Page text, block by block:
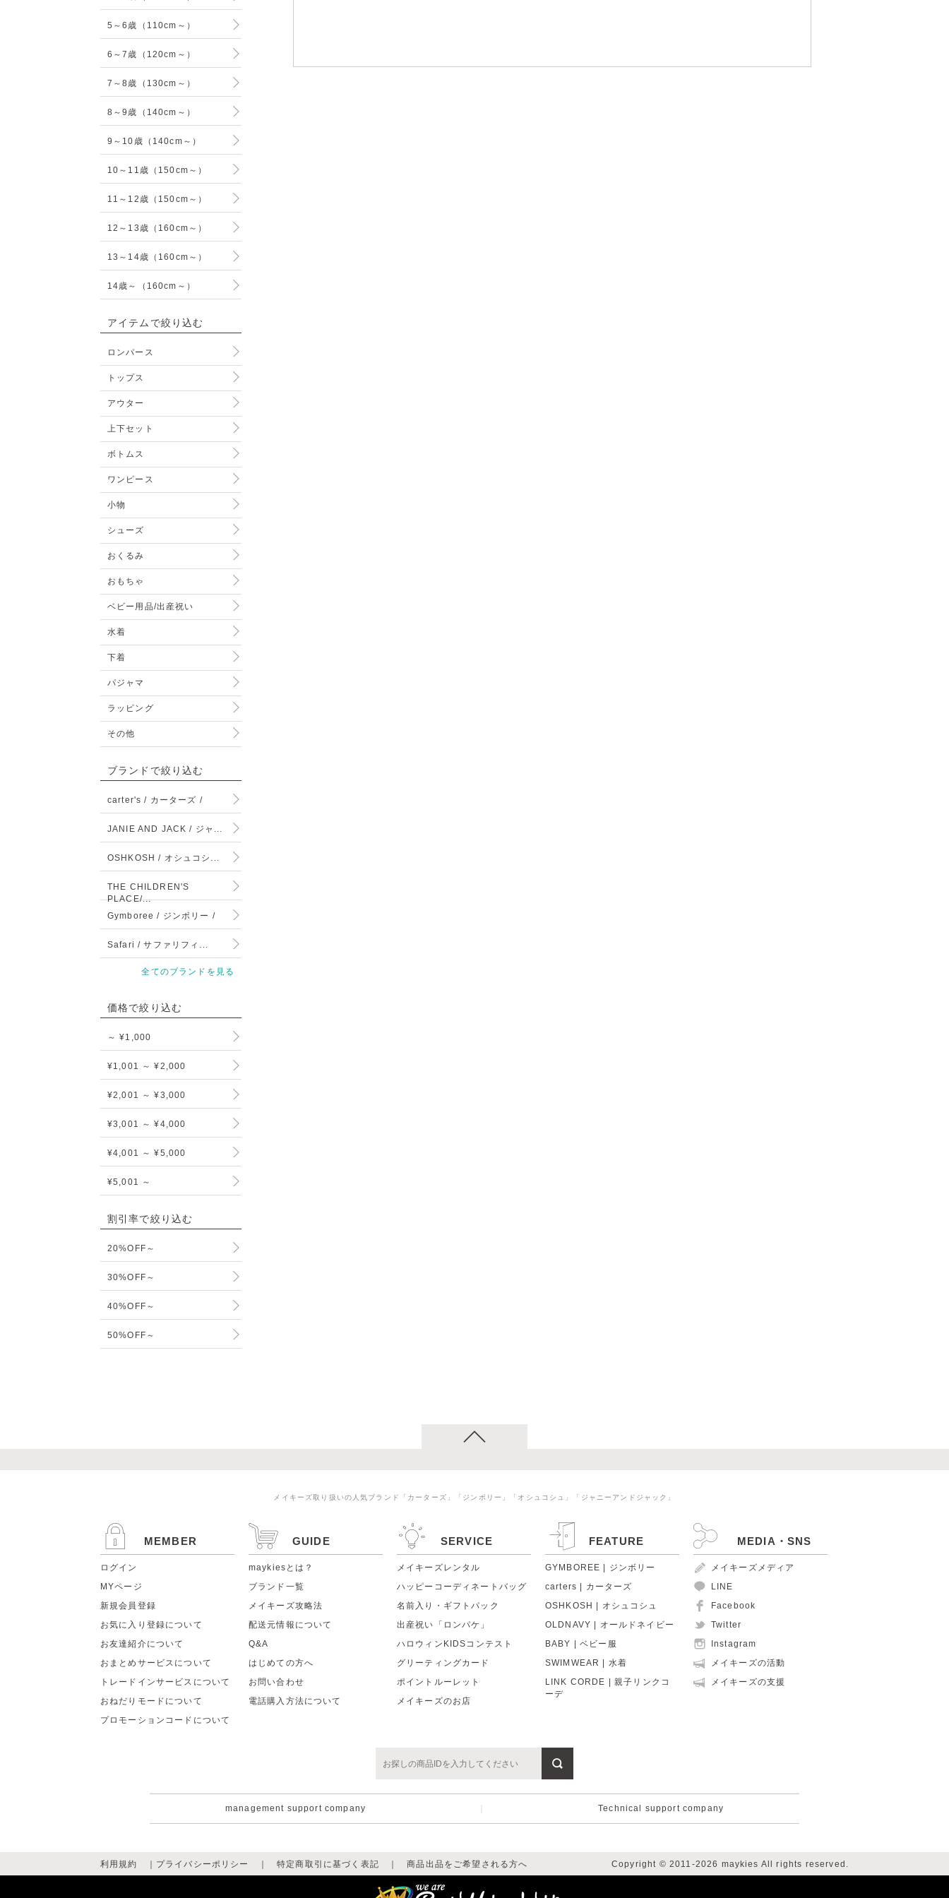
5～6歳（110cm～）
6～7歳（120cm～）
7～8歳（130cm～）
8～9歳（140cm～）
9～10歳（140cm～）
10～11歳（150cm～）
11～12歳（150cm～）
12～13歳（160cm～）
13～14歳（160cm～）
14歳～（160cm～）
アイテムで絞り込む
ロンパース
トップス
アウター
上下セット
ボトムス
ワンピース
小物
シューズ
おくるみ
おもちゃ
ベビー用品/出産祝い
水着
下着
パジャマ
ラッピング
その他
ブランドで絞り込む
carter's / カーターズ /
JANIE AND JACK / ジャ...
OSHKOSH / オシュコシ...
THE CHILDREN'S
PLACE/...
Gymboree / ジンボリー /
Safari / サファリフィ...
全てのブランドを見る
価格で絞り込む
～ ¥1,000
¥1,001 ～ ¥2,000
¥2,001 ～ ¥3,000
¥3,001 ～ ¥4,000
¥4,001 ～ ¥5,000
¥5,001 ～
割引率で絞り込む
20%OFF～
30%OFF～
40%OFF～
50%OFF～
メイキーズ取り扱いの人気ブランド「カーターズ」「ジンボリー」「オシュコシュ」「ジャニーアンドジャック」
MEMBER
ログイン
MYページ
新規会員登録
お気に入り登録について
お友達紹介について
おまとめサービスについて
トレードインサービスについて
おねだりモードについて
プロモーションコードについて
GUIDE
maykiesとは？
ブランド一覧
メイキーズ攻略法
配送元情報について
Q&A
はじめての方へ
お問い合わせ
電話購入方法について
SERVICE
メイキーズレンタル
ハッピーコーディネートバッグ
名前入り・ギフトパック
出産祝い「ロンパケ」
ハロウィンKIDSコンテスト
グリーティングカード
ポイントルーレット
メイキーズのお店
FEATURE
GYMBOREE | ジンボリー
carters | カーターズ
OSHKOSH | オシュコシュ
OLDNAVY | オールドネイビー
BABY | ベビー服
SWIMWEAR | 水着
LINK CORDE | 親子リンクコ
ーデ
MEDIA・SNS
メイキーズメディア
LINE
Facebook
Twitter
Instagram
メイキーズの活動
メイキーズの支援
management support company Technical support company
利用規約 ｜ プライバシーポリシー ｜特定商取引に基づく表記 ｜商品出品をご希望される方へ Copyright © 2011-2026 maykies All rights reserved.